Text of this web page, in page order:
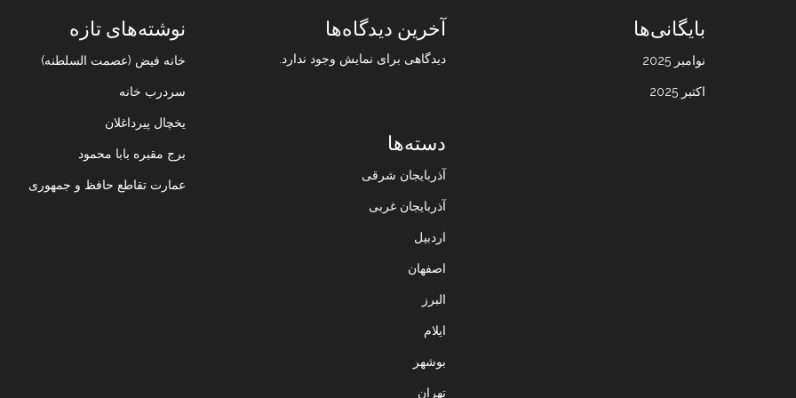
نوشته‌های تازه
خانه فیض (عصمت السلطنه)
سردرب خانه
یخچال پیرداغلان
برج مقبره بابا محمود
عمارت تقاطع حافظ و جمهوری
آخرین دیدگاه‌ها
دیدگاهی برای نمایش وجود ندارد.
بایگانی‌ها
نوامبر 2025
اکتبر 2025
دسته‌ها
آذربایجان شرقی
آذربایجان غربی
اردبیل
اصفهان
البرز
ایلام
بوشهر
تهران